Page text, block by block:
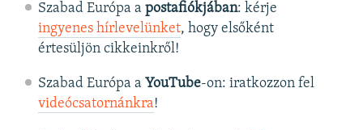
Szabad Európa a postafiókjában: kérje
ingyenes hírlevelünket, hogy elsőként
értesüljön cikkeinkről!
Szabad Európa a YouTube-on: iratkozzon fel
videócsatornánkra!